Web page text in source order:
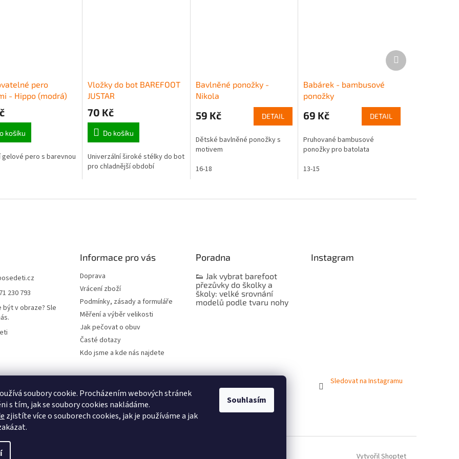
soubory cookie. Procházením webových stránek
s tím, jak se soubory cookies nakládáme.
zjistíte více o souborech cookies, jak je používáme a jak
Souhlasím
pero
- Hippo (modrá)
košíku
gelové pero s barevnou
Vložky do bot BAREFOOT
JUSTAR
70 Kč
Do košíku
Univerzální široké stélky do bot
pro chladnější období
Bavlněné ponožky -
Nikola
59 Kč DETAIL
Dětské bavlněné ponožky s
motivem
16-18
Babárek - bambusové
ponožky
69 Kč DETAIL
Pruhované bambusové
ponožky pro batolata
13-15
Další
produkt
230 793
být v obraze? Sle
Informace pro vás
Doprava
Vrácení zboží
Podmínky, zásady a formuláře
Měření a výběr velikosti
Jak pečovat o obuv
Časté dotazy
Kdo jsme a kde nás najdete
Poradna
👟 Jak vybrat barefoot
přezůvky do školky a
školy: velké srovnání
modelů podle tvaru nohy
Instagram
Sledovat na Instagramu
Vytvořil Shoptet